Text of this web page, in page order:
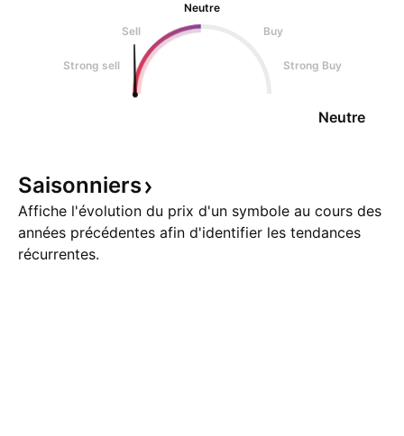
Neutre
Sell
Buy
Strong sell Strong Buy
Neutre
Saisonniers
Affiche l'évolution du prix d'un symbole au cours des
années précédentes afin d'identifier les tendances
récurrentes.